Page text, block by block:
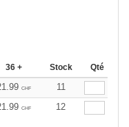
36 + Stock Qté
CHF
11
CHF 12